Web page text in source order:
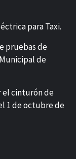
para Taxi.
pruebas de
de
el cinturón de
1 de octubre de